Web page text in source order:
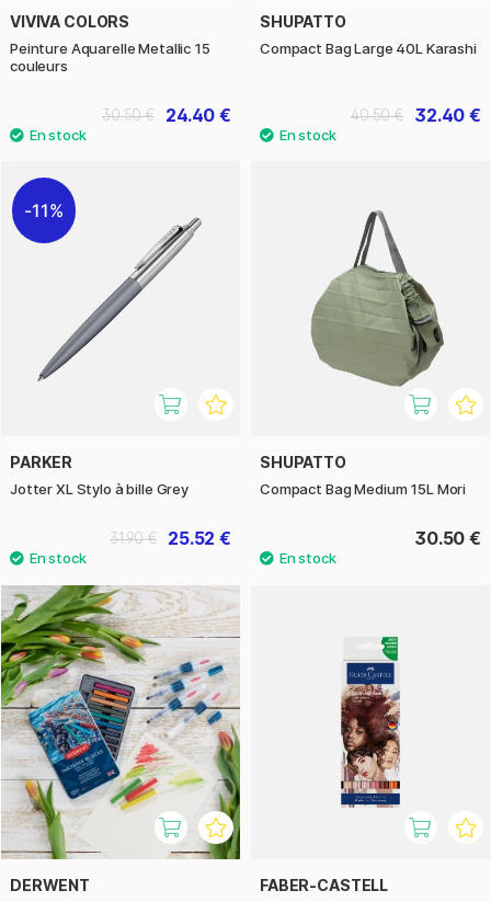
VIVIVA COLORS
Peinture Aquarelle Metallic 15
couleurs
24.40 €
30.50 €
SHUPATTO
Compact Bag Large 40L Karashi
32.40 €
40.50 €
11%
PARKER
Jotter XL Stylo à bille Grey
25.52 €
31.90 €
SHUPATTO
Compact Bag Medium 15L Mori
30.50 €
DERWENT FABER-CASTELL